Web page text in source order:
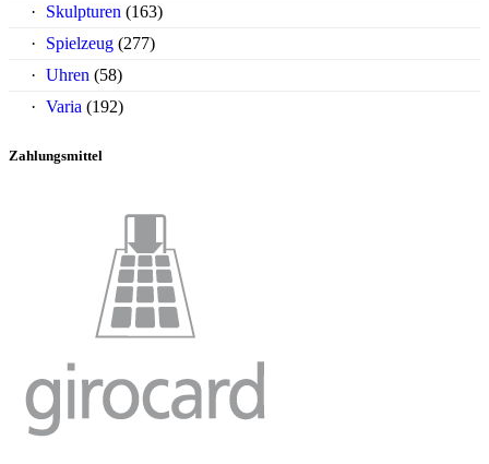
Skulpturen (163)
Spielzeug (277)
Uhren (58)
Varia (192)
Zahlungsmittel